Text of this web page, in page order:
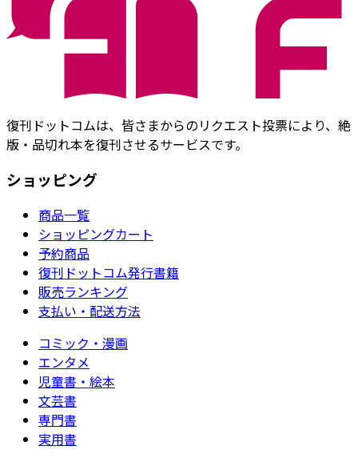
復刊ドットコムは、皆さまからのリクエスト投票により、絶
版・品切れ本を復刊させるサービスです。
ショッピング
商品一覧
ショッピングカート
予約商品
復刊ドットコム発行書籍
販売ランキング
支払い・配送方法
コミック・漫画
エンタメ
児童書・絵本
文芸書
専門書
実用書